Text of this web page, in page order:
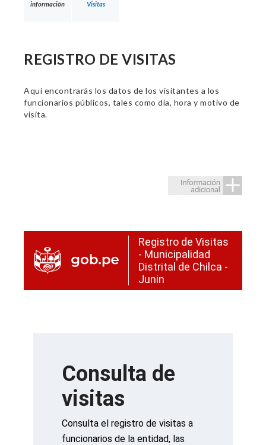
información
Visitas
REGISTRO DE VISITAS
Aquí encontrarás los datos de los visitantes a los
funcionarios públicos, tales como día, hora y motivo de
visita.